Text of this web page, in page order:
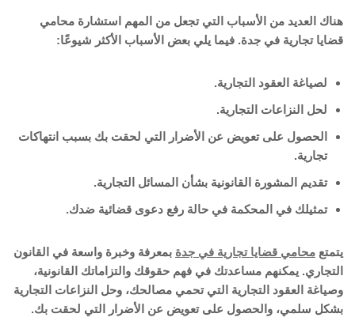
هناك العديد من الأسباب التي تجعل من المهم استشارة محامي
قضايا تجارية في جدة. فيما يلي بعض الأسباب الأكثر شيوعًا:
لصياغة العقود التجارية.
لحل النزاعات التجارية.
الحصول على تعويض عن الأضرار التي لحقت بك بسبب انتهاكات
تجارية.
تقديم المشورة القانونية بشأن المسائل التجارية.
تمثيلك في المحكمة في حالة رفع دعوى قضائية ضدك.
يتمتع محامي قضايا تجارية في جدة بمعرفة وخبرة واسعة في القانون
التجاري. يمكنهم مساعدتك في فهم حقوقك والتزاماتك القانونية،
وصياغة العقود التجارية التي تحمي مصالحك، وحل النزاعات التجارية
بشكل سلمي، والحصول على تعويض عن الأضرار التي لحقت بك.